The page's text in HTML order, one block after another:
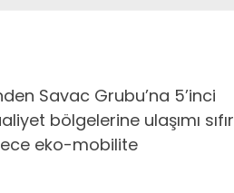
Savac Grubu’na 5’inci
bölgelerine ulaşımı sıfır
eko-mobilite